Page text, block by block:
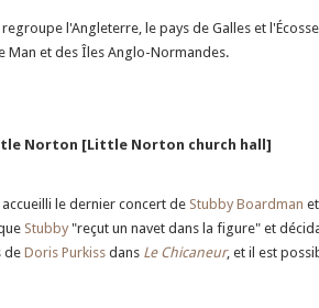
l'Angleterre, le pays de Galles et
Man et des Îles Anglo-Normandes.
Norton [Little Norton church hall]
accueilli le dernier concert de Stubby Boardman
Stubby "reçut un navet dans la figure" et
deDoris Purkiss dans Le Chicaneur, et il est